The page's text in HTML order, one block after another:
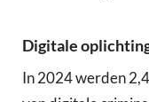
Digitale
In 2024 werden